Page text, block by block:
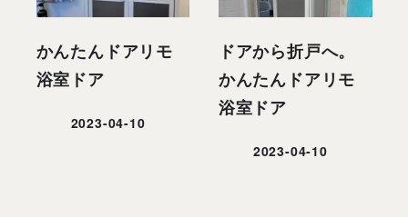
かんたんドアリモ
浴室ドア
投稿日
2023-04-10
ドアから折戸へ。
かんたんドアリモ
浴室ドア
投稿日
2023-04-10